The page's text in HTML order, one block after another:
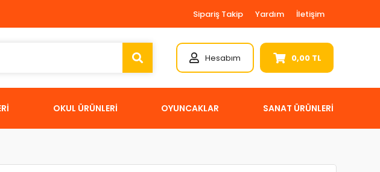
Sipariş Takip Yardım İletişim
Hesabım 0,00 TL
OKUL ÜRÜNLERİ OYUNCAKLAR SANAT ÜRÜNLERİ